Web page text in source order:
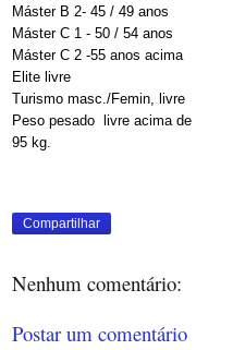
Máster B 2- 45 / 49 anos
Máster C 1 - 50 / 54 anos
Máster C 2 -55 anos acima
Elite livre
Turismo masc./Femin, livre
Peso pesado livre acima de
95 kg.
Compartilhar
Nenhum comentário:
Postar um comentário